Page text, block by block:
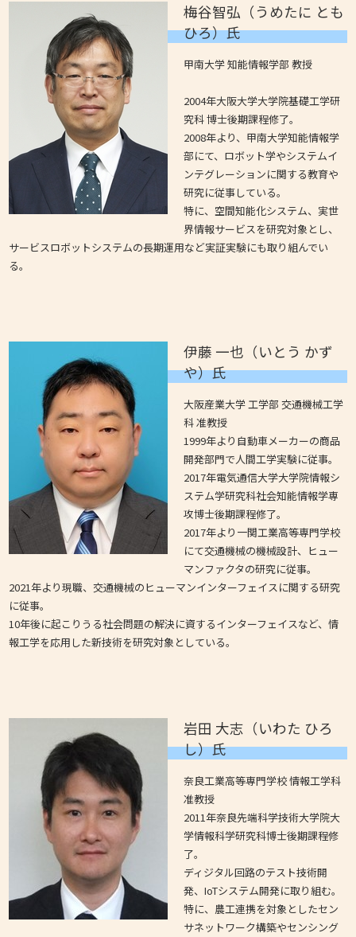
梅谷智弘（うめたに とも
ひろ）氏
甲南大学 知能情報学部 教授
2004年大阪大学大学院基礎工学研
究科 博士後期課程修了。
2008年より、甲南大学知能情報学
部にて、ロボット学やシステムイ
ンテグレーションに関する教育や
研究に従事している。
特に、空間知能化システム、実世
界情報サービスを研究対象とし、
サービスロボットシステムの長期運用など実証実験にも取り組んでい
る。
伊藤 一也（いとう かず
や）氏
大阪産業大学 工学部 交通機械工学
科 准教授
1999年より自動車メーカーの商品
開発部門で人間工学実験に従事。
2017年電気通信大学大学院情報シ
ステム学研究科社会知能情報学専
攻博士後期課程修了。
2017年より一関工業高等専門学校
にて交通機械の機械設計、ヒュー
マンファクタの研究に従事。
2021年より現職、交通機械のヒューマンインターフェイスに関する研究
に従事。
10年後に起こりうる社会問題の解決に資するインターフェイスなど、情
報工学を応用した新技術を研究対象としている。
岩田 大志（いわた ひろ
し）氏
奈良工業高等専門学校 情報工学科
准教授
2011年奈良先端科学技術大学院大
学情報科学研究科博士後期課程修
了。
ディジタル回路のテスト技術開
発、IoTシステム開発に取り組む。
特に、農工連携を対象としたセン
サネットワーク構築やセンシング